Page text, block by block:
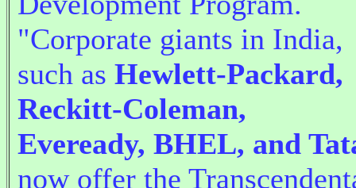
"Corporate giants in India,
such as Hewlett-Packard,
Reckitt-Coleman,
Eveready, BHEL, and
now offer the